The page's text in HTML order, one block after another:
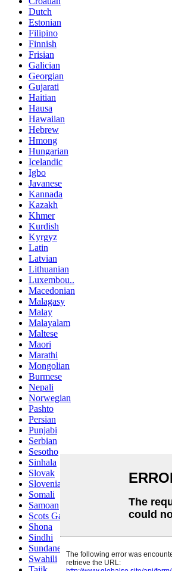
Dutch
Estonian
Filipino
Finnish
Frisian
Galician
Georgian
Gujarati
Haitian
Hausa
Hawaiian
Hebrew
Hmong
Hungarian
Icelandic
Igbo
Javanese
Kannada
Kazakh
Khmer
Kurdish
Kyrgyz
Latin
Latvian
Lithuanian
Luxembou..
Macedonian
Malagasy
Malay
Malayalam
Maltese
Maori
Marathi
Mongolian
Burmese
Nepali
Norwegian
Pashto
Persian
Punjabi
Serbian
Sesotho
Sinhala
Slovak
Slovenian
Somali
Samoan
Scots Gaelic
Shona
Sindhi
Sundanese
Swahili